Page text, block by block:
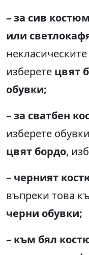
–за сив
или
изберете цвят
обувки;
–за сватбен
изберете обувки
цвят бордо,
– черният
въпреки това
черни обувки;
– към бял